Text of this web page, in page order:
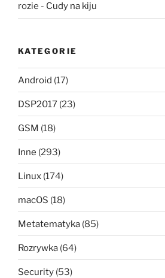
rozie - Cudy na kiju
KATEGORIE
Android (17)
DSP2017 (23)
GSM (18)
Inne (293)
Linux (174)
macOS (18)
Metatematyka (85)
Rozrywka (64)
Security (53)